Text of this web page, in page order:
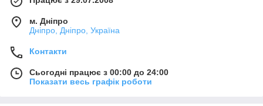
м. Дніпро
Дніпро, Дніпро, Україна
Контакти
Сьогодні працює з 00:00 до 24:00
Показати весь графік роботи